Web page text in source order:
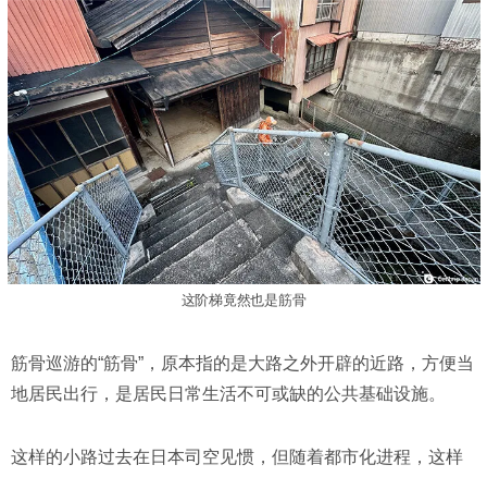
这阶梯竟然也是筋骨
筋骨巡游的“筋骨”，原本指的是大路之外开辟的近路，方便当
地居民出行，是居民日常生活不可或缺的公共基础设施。
这样的小路过去在日本司空见惯，但随着都市化进程，这样